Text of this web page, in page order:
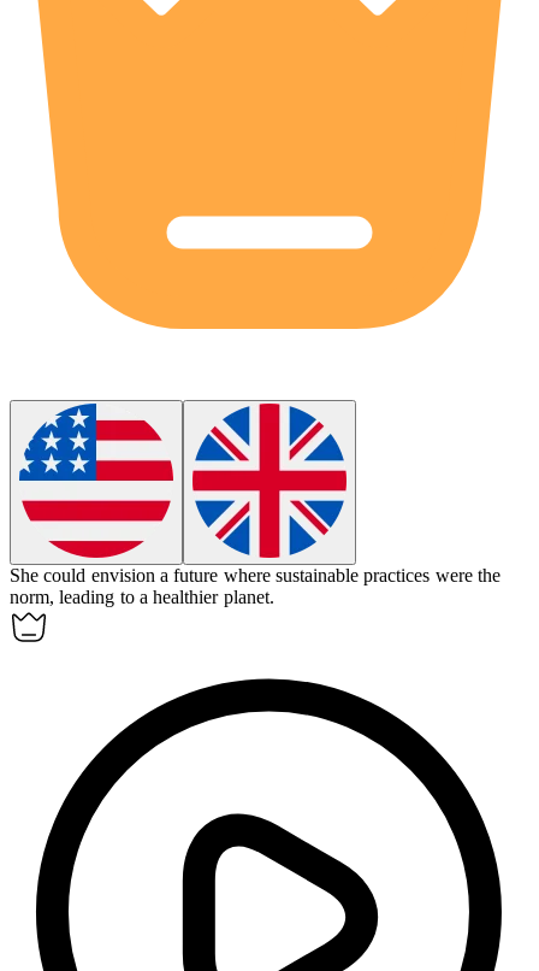
She could envision a future where sustainable practices were the
norm, leading to a healthier planet.